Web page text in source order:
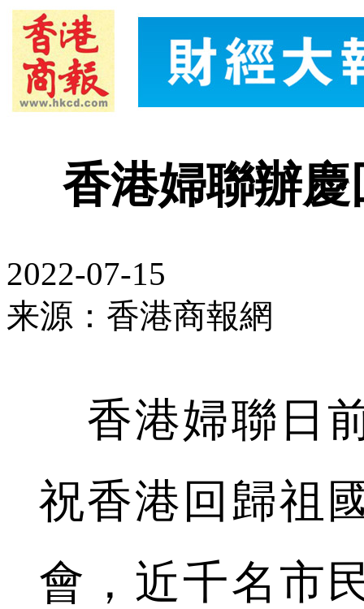
香港婦聯辦
2022-07-15
来源：香港商報網
香港婦聯日
祝香港回歸祖
會，近千名市